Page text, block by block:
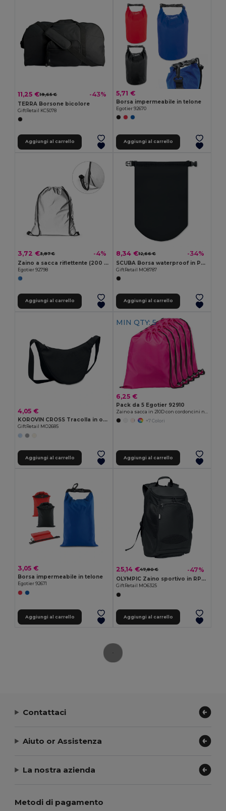
11,25 €19,65 € -43%
TERRA Borsone bicolore
GiftRetail KC5078
Aggiungi al carrello
5,71 €
Borsa impermeabile in telone
Egotier 92670
Aggiungi al carrello
3,72 €3,87 € -4%
Zaino a sacca riflettente (200 g/m²)
Egotier 92798
Aggiungi al carrello
8,34 €12,66 € -34%
SCUBA Borsa waterproof in PVC. Misur
GiftRetail MO8787
Aggiungi al carrello
4,05 €
KOROVIN CROSS Tracolla in oxford 400D
GiftRetail MO2685
Aggiungi al carrello
MIN QTY: 5
6,25 €
Pack da 5 Egotier 92910
+7 Colori
Aggiungi al carrello
3,05 €
Borsa impermeabile in telone
Egotier 92671
Aggiungi al carrello
25,14 €47,80 € -47%
OLYMPIC Zaino sportivo in RPET 600D
GiftRetail MO6325
Aggiungi al carrello
Contattaci
Aiuto or Assistenza
La nostra azienda
Metodi di pagamento